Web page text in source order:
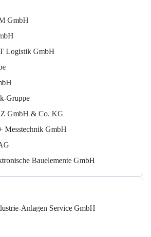
GmbH
Logistik GmbH
Gruppe
GmbH & Co. KG
Messtechnik GmbH
Bauelemente GmbH
Anlagen Service GmbH